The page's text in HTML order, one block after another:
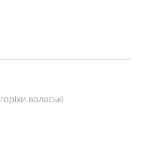
волоські